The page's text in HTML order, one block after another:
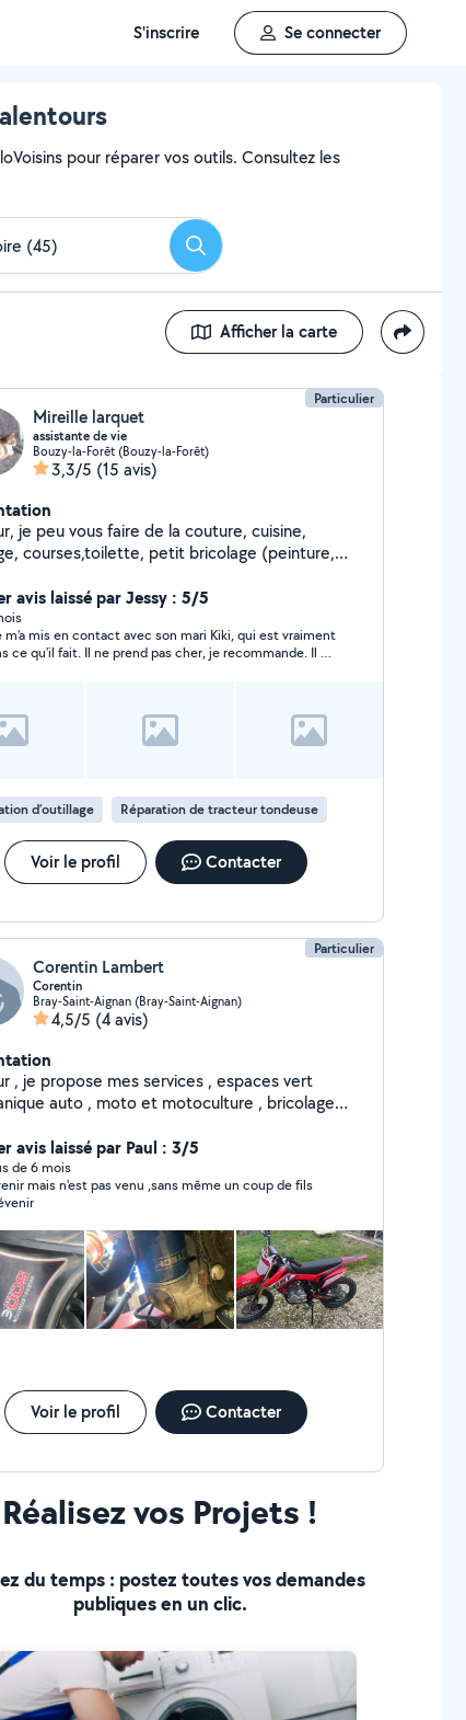
S'inscrire Se connecter
pour réparer vos outils. Consultez les
Rechercher
Afficher la carte
Particulier
Mireille larquet
assistante de vie
Bouzy-la-Forêt (Bouzy-la-Forêt)
3,3/5 (15 avis)
je peu vous faire de la couture, cuisine,
courses,toilette, petit bricolage (peinture,
et vous répondrai ,si je peu vous le faire. A
avis laissé par Jessy : 5/5
m'a mis en contact avec son mari Kiki, qui est vraiment
ce qu'il fait. Il ne prend pas cher, je recommande. Il a
d’outillage Réparation de tracteur tondeuse
Voir le profil Contacter
Particulier
Corentin Lambert
Corentin
Bray-Saint-Aignan (Bray-Saint-Aignan)
4,5/5 (4 avis)
, je propose mes services , espaces vert
, moto et motoculture , bricolage
avis laissé par Paul : 3/5
de 6 mois
mais n'est pas venu ,sans même un coup de fils
Voir le profil Contacter
Réalisez vos Projets !
du temps : postez toutes vos demandes
publiques en un clic.